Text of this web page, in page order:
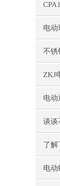
性分
电动
不锈
形式
ZKJ
电动
谈谈
了解
电动